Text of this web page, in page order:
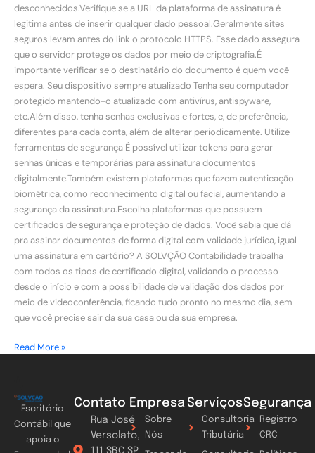
desconhecidos.Verifique se a URL da plataforma de assinatura é
legitima antes de inserir qualquer dado pessoal.Geralmente sites
seguros levam antes do link o protocolo HTTPS. Esse dado assegura
que o servidor protege os dados por meio de criptografia.É
importante verificar se o destinatário do documento é quem você
espera. Seu dispositivo sempre atualizado Tenha seu computador
protegido mantendo-o atualizado com antivírus, antispyware,
etc.Além disso, tenha senhas exclusivas e fortes, e, de preferência,
diferentes para cada conta, além de alterar periodicamente. Utilize
ferramentas de segurança É possível utilizar tokens para gerar
senhas únicas e temporárias para assinatura documentos
digitalmente.Também existem plataformas que fazem autenticação
biométrica, como reconhecimento digital ou facial, aumentando a
segurança da assinatura.Escolha plataformas que possuem
certificados de segurança e proteção de dados. Você sabia que dá
pra assinar documentos de forma digital com validade jurídica, igual
uma assinatura em cartório? A SOLVÇÃO Contabilidade trabalha
com todos os tipos de certificado digital, validando o processo
desde o início e com a possibilidade de validação dos dados por
meio de videoconferência, ficando tudo pronto no mesmo dia, sem
que você precise sair da sua casa ou da sua empresa.
Read More »
Escritório
Contábil que
apoia o
Contato
Rua José
Versolato,
111 SBC SP
Empresa
Sobre
Nós
Serviços
Consultoria
Tributária
Segurança
Registro
CRC